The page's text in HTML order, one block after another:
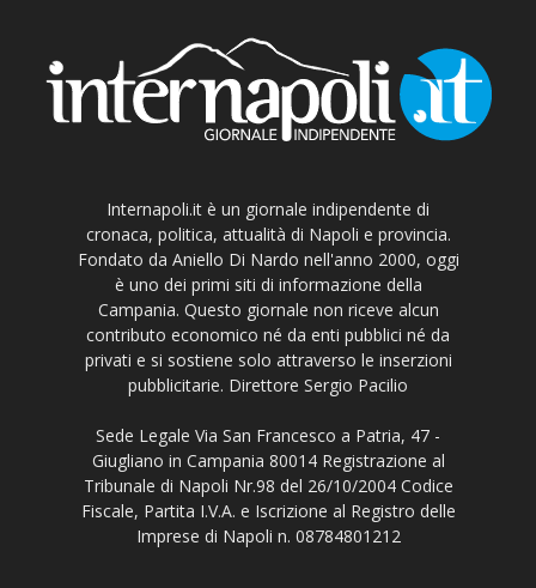
Internapoli.it è un giornale indipendente di
cronaca, politica, attualità di Napoli e provincia.
Fondato da Aniello Di Nardo nell'anno 2000, oggi
è uno dei primi siti di informazione della
Campania. Questo giornale non riceve alcun
contributo economico né da enti pubblici né da
privati e si sostiene solo attraverso le inserzioni
pubblicitarie. Direttore Sergio Pacilio
Sede Legale Via San Francesco a Patria, 47 -
Giugliano in Campania 80014 Registrazione al
Tribunale di Napoli Nr.98 del 26/10/2004 Codice
Fiscale, Partita I.V.A. e Iscrizione al Registro delle
Imprese di Napoli n. 08784801212